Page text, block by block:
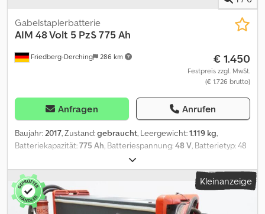
Friedberg-Derching 286 km
Gabelstaplerbatterie
AIM 48 Volt 5 PzS 775 Ah
€ 1.450
Festpreis zzgl. MwSt.
(€ 1.726 brutto)
Anfragen Anrufen
Baujahr:2017, Zustand:gebraucht, Leergewicht:1.119 kg,
Batteriekapazität:775 Ah, Batteriespannung:48 V, Batterietyp: 48
Volt, 5 PzS, 775 Ah, Aquamatic und Elektrolytumlaufsystem am
Akku, DIN C-Batteriebehälter, Batterieabmessungen: 1220 x 424 x
784 mm, Fahrzeugstecker: MRC 160A, Wirkungsgrad: 70 %,
gebrauchte 48-V-AIM-Antriebsbatterie in Stahlbehälter, DIN C,
gefüllt und geladen, mit Elektrolytumlaufsystem, inkl. Kabel und
Kleinanzeige